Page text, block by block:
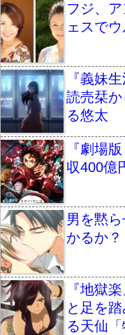
フジ、
ェスで
『義妹
読売栞
る悠太
『劇場
収400億
男を黙
かるか
『地獄
と足を
る天仙「